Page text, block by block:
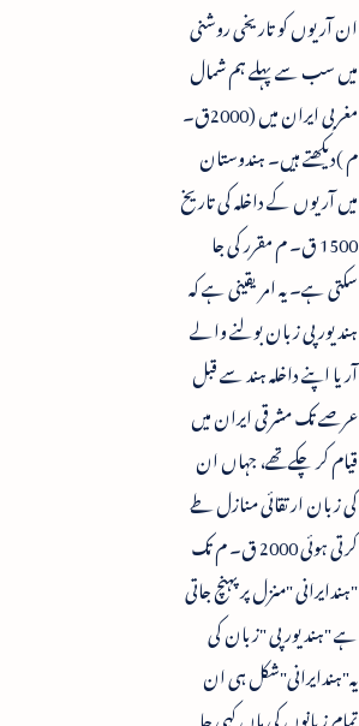
ان آریوں کو تاریخی روشنی
میں سب سے پہلے ہم شمال
مغربی ایران میں (2000ق۔
م )دیکھتے ہیں۔ ہندوستان
میں آریوں کے داخلہ کی تاریخ
1500 ق۔ م مقرر کی جا
سکتی ہے۔ یہ امر یقینی ہے کہ
ہند یورپی زبان بولنے والے
آریا اپنے داخلہ ہند سے قبل
عرصے تک مشرقی ایران میں
قیام کر چکےتھے، جہاں ان
کی زبان ارتقائی منازل طے
کرتی ہوئی 2000 ق۔ م تک
"ہندایرانی "منزل پر پہنچ جاتی
ہے "ہند یورپی "زبان کی
یہ"ہندایرانی"شکل ہی ان